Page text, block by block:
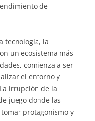
de
tecnología, la
un ecosistema más
comienza a ser
el entorno y
irrupción de la
juego donde las
protagonismo y